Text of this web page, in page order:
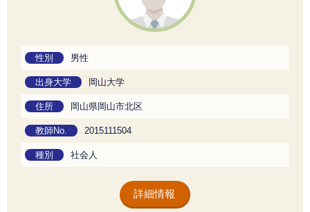
性別 男性
出身大学 岡山大学
住所 岡山県岡山市北区
教師No. 2015111504
種別 社会人
詳細情報